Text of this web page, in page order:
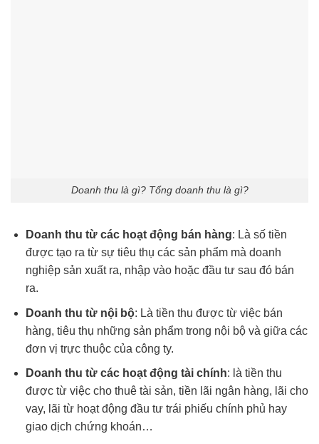
Doanh thu là gì? Tổng doanh thu là gì?
Doanh thu từ các hoạt động bán hàng: Là số tiền
được tạo ra từ sự tiêu thụ các sản phẩm mà doanh
nghiệp sản xuất ra, nhập vào hoặc đầu tư sau đó bán
ra.
Doanh thu từ nội bộ: Là tiền thu được từ việc bán
hàng, tiêu thụ những sản phẩm trong nội bộ và giữa các
đơn vị trực thuộc của công ty.
Doanh thu từ các hoạt động tài chính: là tiền thu
được từ việc cho thuê tài sản, tiền lãi ngân hàng, lãi cho
vay, lãi từ hoạt động đầu tư trái phiếu chính phủ hay
giao dịch chứng khoán…